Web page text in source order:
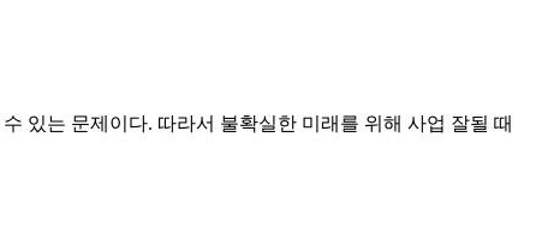
있는 문제이다. 따라서 불확실한 미래를 위해 사업 잘될 때